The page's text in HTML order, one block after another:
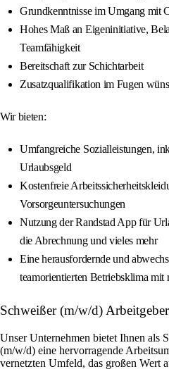
Grundkenntnisse im Umgang mit
Hohes Maß an Eigeninitiative,
Teamfähigkeit
Bereitschaft zur Schichtarbeit
Zusatzqualifikation im Fugen
Wir bieten:
Umfangreiche Sozialleistungen,
Urlaubsgeld
Kostenfreie
Vorsorgeuntersuchungen
Nutzung der Randstad App für
die Abrechnung und vieles mehr
Eine herausfordernde und
teamorientierten Betriebsklima
Schweißer (m/w/d)
Unser Unternehmen bietet Ihnen als
(m/w/d) eine hervorragende
vernetzten Umfeld, das großen Wert